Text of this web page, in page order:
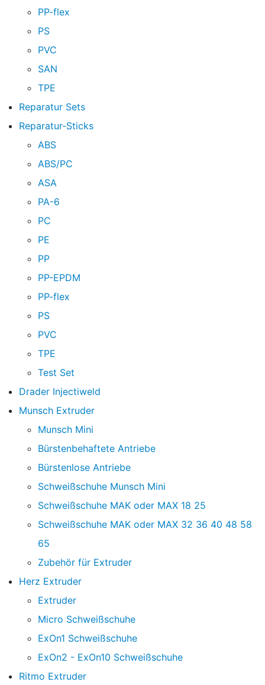
PP-flex
PS
PVC
SAN
TPE
Reparatur Sets
Reparatur-Sticks
ABS
ABS/PC
ASA
PA-6
PC
PE
PP
PP-EPDM
PP-flex
PS
PVC
TPE
Test Set
Drader Injectiweld
Munsch Extruder
Munsch Mini
Bürstenbehaftete Antriebe
Bürstenlose Antriebe
Schweißschuhe Munsch Mini
Schweißschuhe MAK oder MAX 18 25
Schweißschuhe MAK oder MAX 32 36 40 48 58
65
Zubehör für Extruder
Herz Extruder
Extruder
Micro Schweißschuhe
ExOn1 Schweißschuhe
ExOn2 - ExOn10 Schweißschuhe
Ritmo Extruder